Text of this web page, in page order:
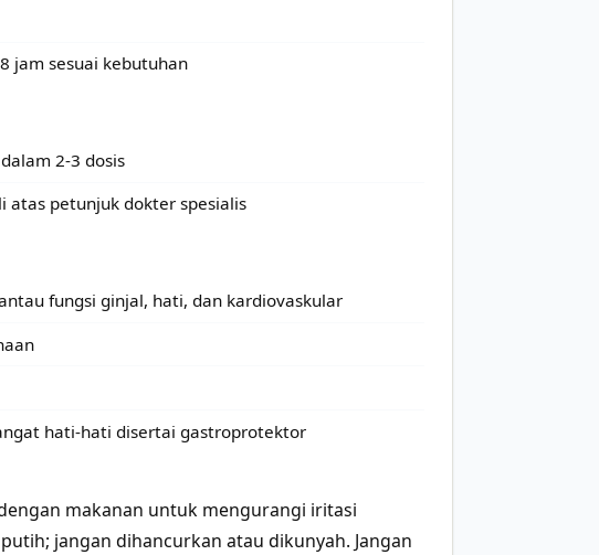
jam sesuai kebutuhan
2-3 dosis
atas petunjuk dokter spesialis
fungsi ginjal, hati, dan kardiovaskular
hati-hati disertai gastroprotektor
makanan untuk mengurangi iritasi
jangan dihancurkan atau dikunyah. Jangan